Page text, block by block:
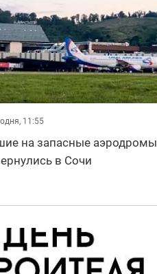
11:55
на запасные аэродромы
в Сочи